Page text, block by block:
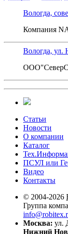
Вологда,
Компания
Вологда, ул.
Статьи
Новости
О компании
Каталог
ПСУЛ или
Видео
Контакты
© 2004-2026
Группа
Москва: ул.
Нижний